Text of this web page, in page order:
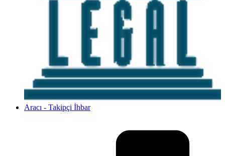
Aracı - Takipçi İhbar